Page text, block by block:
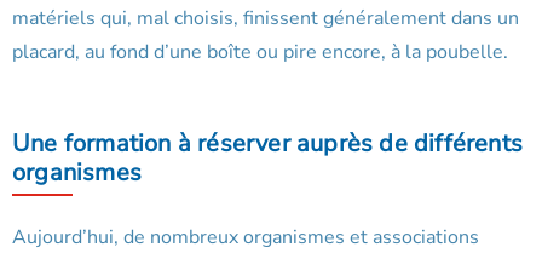
matériels qui, mal choisis, finissent généralement dans un
placard, au fond d’une boîte ou pire encore, à la poubelle.
Une formation à réserver auprès de différents
organismes
Aujourd’hui, de nombreux organismes et associations